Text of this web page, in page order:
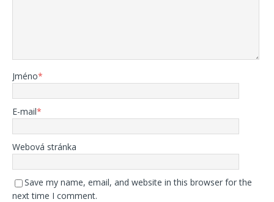
Jméno*
E-mail*
Webová stránka
Save my name, email, and website in this browser for the
next time I comment.